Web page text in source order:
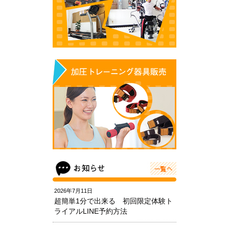
2026年7月11日
超簡単1分で出来る 初回限定体験ト
ライアルLINE予約方法